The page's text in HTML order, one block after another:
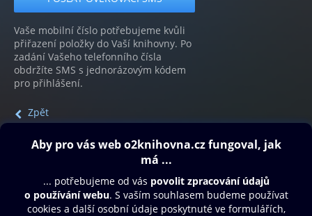
Vaše mobilní číslo potřebujeme kvůli
přiřazení položky do Vaší knihovny. Po
zadání Vašeho telefonního čísla
obdržíte SMS s jednorázovým kódem
pro přihlášení.
Zpět
Obsah ke stažení